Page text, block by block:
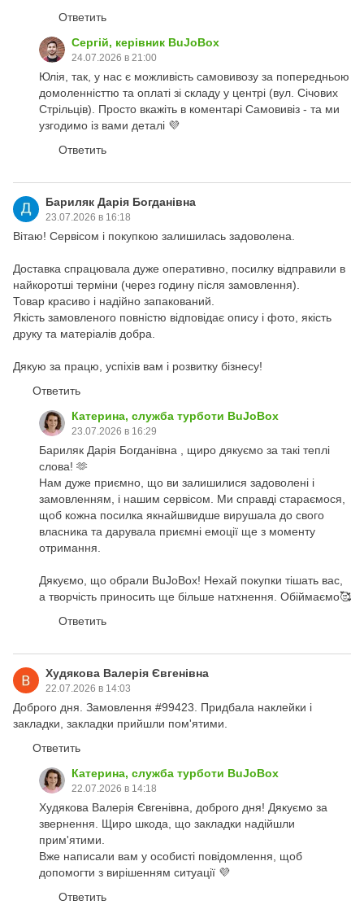
Ответить
Сергій, керівник BuJoBox
24.07.2026 в 21:00
Юлія, так, у нас є можливість самовивозу за попередньою
домоленністтю та оплаті зі складу у центрі (вул. Січових
Стрільців). Просто вкажіть в коментарі Самовивіз - та ми
узгодимо із вами деталі 💜
Ответить
Бариляк Дарія Богданівна
23.07.2026 в 16:18
Вітаю! Сервісом і покупкою залишилась задоволена.
‎Доставка спрацювала дуже оперативно, посилку відправили в
найкоротші терміни (через годину після замовлення).
‎Товар красиво і надійно запакований.
‎Якість замовленого повністю відповідає опису і фото, якість
друку та матеріалів добра.
‎Дякую за працю, успіхів вам і розвитку бізнесу!
Ответить
Катерина, служба турботи BuJoBox
23.07.2026 в 16:29
Бариляк Дарія Богданівна , щиро дякуємо за такі теплі
слова! 🫶
Нам дуже приємно, що ви залишилися задоволені і
замовленням, і нашим сервісом. Ми справді стараємося,
щоб кожна посилка якнайшвидше вирушала до свого
власника та дарувала приємні емоції ще з моменту
отримання.
Дякуємо, що обрали BuJoBox! Нехай покупки тішать вас,
а творчість приносить ще більше натхнення. Обіймаємо🥰
Ответить
Худякова Валерія Євгенівна
22.07.2026 в 14:03
Доброго дня. Замовлення #99423. Придбала наклейки і
закладки, закладки прийшли пом'ятими.
Ответить
Катерина, служба турботи BuJoBox
22.07.2026 в 14:18
Худякова Валерія Євгенівна, доброго дня! Дякуємо за
звернення. Щиро шкода, що закладки надійшли
прим'ятими.
Вже написали вам у особисті повідомлення, щоб
допомогти з вирішенням ситуації 💜
Ответить